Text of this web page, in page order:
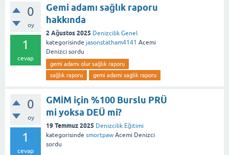
0
oy
1
cevap
Gemi adamı sağlık raporu
hakkında
2 Ağustos 2025 Denizcilik Genel
kategorisinde jasonstatham4141 Acemi
Denizci sordu
gemi adamı olur sağlık raporu
sağlık raporu
gemi adami saglik raporu
0
oy
1
cevap
GMİM için %100 Burslu PRÜ
mi yoksa DEÜ mi?
19 Temmuz 2025 Denizcilik Eğitimi
kategorisinde smortpaw Acemi Denizci
sordu